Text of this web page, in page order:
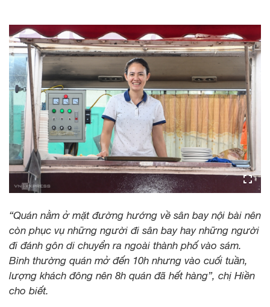
“Quán nằm ở mặt đường hướng về sân bay nội bài nên
còn phục vụ những người đi sân bay hay những người
đi đánh gôn di chuyển ra ngoài thành phố vào sám.
Bình thường quán mở đến 10h nhưng vào cuối tuần,
lượng khách đông nên 8h quán đã hết hàng”, chị Hiền
cho biết.